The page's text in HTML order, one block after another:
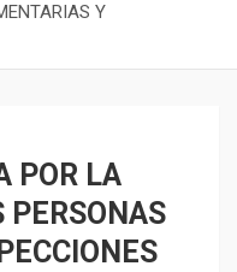
Y
POR LA
PERSONAS